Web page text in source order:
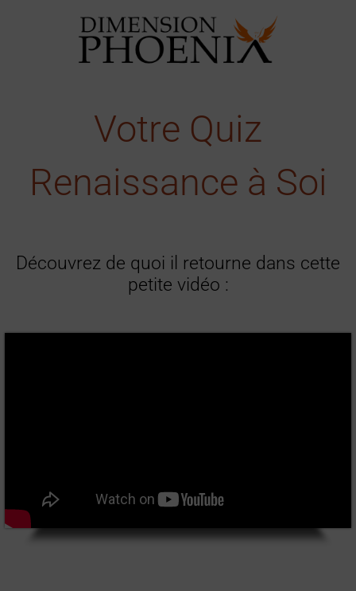
Votre Quiz
Renaissance à Soi
Découvrez de quoi il retourne dans cette
petite vidéo :